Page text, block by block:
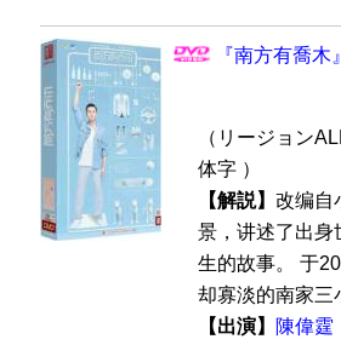
『南方有喬
（リージョン
体字 ）
【解説】 改编自
景，讲述了出身
生的故事。 于
却寡淡的南家三
【出演】
陳偉霆